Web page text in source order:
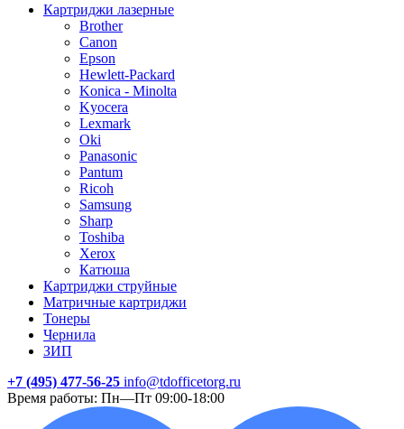
Картриджи лазерные
Brother
Canon
Epson
Hewlett-Packard
Konica - Minolta
Kyocera
Lexmark
Oki
Panasonic
Pantum
Ricoh
Samsung
Sharp
Toshiba
Xerox
Катюша
Картриджи струйные
Матричные картриджи
Тонеры
Чернила
ЗИП
+7 (495) 477-56-25 info@tdofficetorg.ru
Время работы: Пн—Пт 09:00-18:00